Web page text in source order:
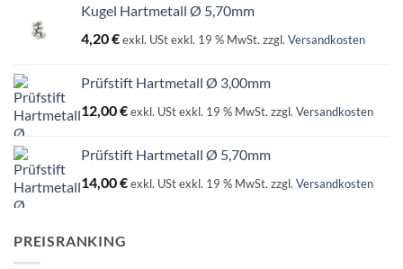
Kugel Hartmetall Ø 5,70mm
4,20€exkl. UStexkl. 19 % MwSt. zzgl. Versandkosten
Prüfstift Hartmetall Ø 3,00mm
12,00€exkl. UStexkl. 19 % MwSt. zzgl. Versandkosten
Prüfstift Hartmetall Ø 5,70mm
14,00€exkl. UStexkl. 19 % MwSt. zzgl. Versandkosten
PREISRANKING